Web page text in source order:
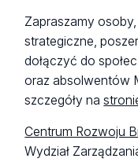
Zapraszamy
strategiczne,
dołączyć do
oraz absolwentów
szczegóły na
Centrum Rozwoju
Wydział